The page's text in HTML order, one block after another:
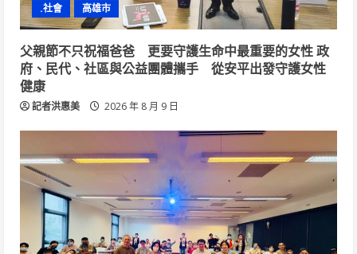
.社會 高雄市
父親節不只祝福爸爸 更要守護生命中最重要的女性 政
府、民代、社區與公益團體攜手 從安平出發守護女性
健康
記者洪惠美 2026 年 8 月 9 日